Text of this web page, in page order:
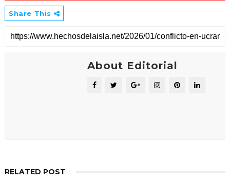
Share This
About Editorial
RELATED POST